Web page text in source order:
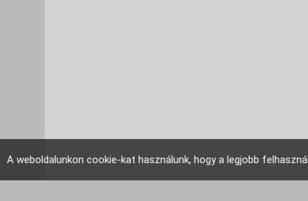
A weboldalunkon cookie-kat használunk, hogy a legjobb